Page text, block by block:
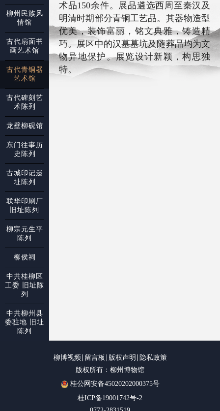
柳州民族风
情馆
古代扇面书
画艺术馆
古代青铜器
艺术馆
古代碑刻艺
术陈列
龙壁柳砚馆
东门往事历
史陈列
古城印记遗
址陈列
联华印刷厂
旧址陈列
柳宗元生平
陈列
柳侯祠
中共桂柳区
工委 旧址陈
列
中共柳州县
委驻地 旧址
陈列
术品150余件。展品遴选西周至秦汉及
明清时期部分青铜工艺品。其器物造型
优美，装饰富丽，铭文典雅，铸造精
巧。展区中的汉墓墓坑及随葬品均为文
物异地保护。展览设计新颖，构思独
特。
柳博视频 留言板 版权声明
隐私政策
版权所有：柳州博物馆
桂公网安备45020202000375号
桂ICP备19001742号-2